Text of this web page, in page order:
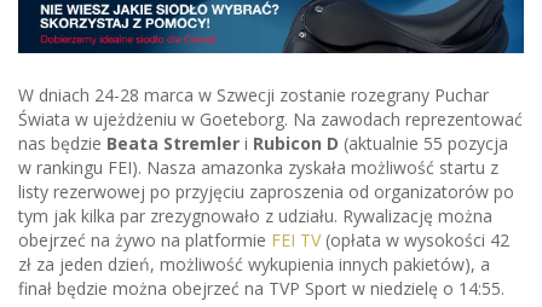
W dniach 24-28 marca w Szwecji zostanie rozegrany Puchar
Świata w ujeżdżeniu w Goeteborg. Na zawodach reprezentować
nas będzie Beata Stremler i Rubicon D (aktualnie 55 pozycja
w rankingu FEI). Nasza amazonka zyskała możliwość startu z
listy rezerwowej po przyjęciu zaproszenia od organizatorów po
tym jak kilka par zrezygnowało z udziału. Rywalizację można
obejrzeć na żywo na platformie FEI TV(opłata w wysokości 42
zł za jeden dzień, możliwość wykupienia innych pakietów), a
finał będzie można obejrzeć na TVP Sport w niedzielę o 14:55.